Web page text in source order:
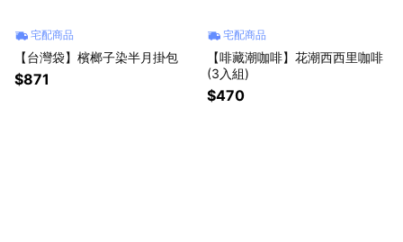
宅配商品
【台灣袋】檳榔子染半月掛包
$871
宅配商品
【啡藏潮咖啡】花潮西西里咖啡
(3入組)
$470